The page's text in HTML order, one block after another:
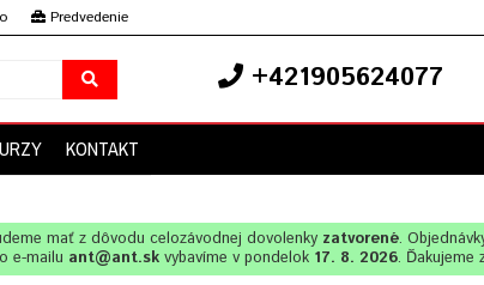
Predvedenie
+421905624077
KONTAKT
mať z dôvodu celozávodnej dovolenky zatvorené.
e-mailu ant@ant.skvybavíme v pondelok 17. 8. 2026. Ďakujeme